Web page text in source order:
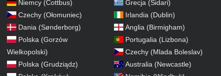
Niemcy (Cottbus)
Czechy (Ołomuniec)
Dania (Sønderborg)
Polska (Gorzów
Wielkopolski)
Polska (Grudziądz)
Grecja (Sidari)
Irlandia (Dublin)
Anglia (Birmigham)
Portugalia (Lizbona)
Czechy (Mlada Boleslav)
Australia (Newcastle)